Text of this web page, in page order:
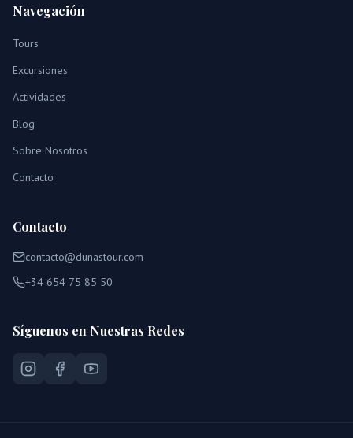
Navegación
Tours
Excursiones
Actividades
Blog
Sobre Nosotros
Contacto
Contacto
contacto@dunastour.com
+34 654 75 85 50
Síguenos en Nuestras Redes